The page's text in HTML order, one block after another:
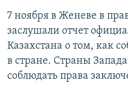
7 ноября в Женеве в
заслушали отчет
Казахстана о том, как
в стране. Страны
соблюдать права